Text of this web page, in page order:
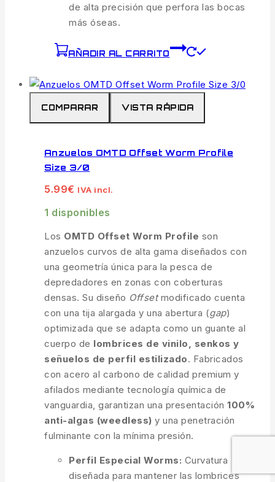
de alta precisión que perfora las bocas
más óseas.
AÑADIR AL CARRITO
COMPARAR VISTA RÁPIDA
Anzuelos OMTD Offset Worm Profile
Size 3/0
5.99€ IVA incl.
1 disponibles
Los OMTD Offset Worm Profile son
anzuelos curvos de alta gama diseñados con
una geometría única para la pesca de
depredadores en zonas con coberturas
densas. Su diseño Offsetmodificado cuenta
con una tija alargada y una abertura (gap)
optimizada que se adapta como un guante al
cuerpo de lombrices de vinilo, senkos y
señuelos de perfil estilizado. Fabricados
con acero al carbono de calidad premium y
afilados mediante tecnología química de
vanguardia, garantizan una presentación 100%
anti-algas (weedless) y una penetración
fulminante con la mínima presión.
Perfil Especial Worms: Curvatura
diseñada para mantener las lombrices